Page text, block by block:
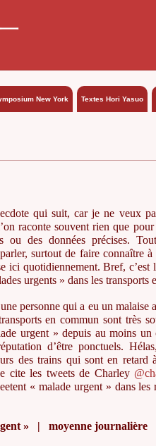
New York Textes Hori Yasuo
qui suit, car je ne veux
raconte souvent rien que
ou des données précises.
surtout de faire connaître
ici quotidiennement. Bref, c’est
urgents » dans les transports
personne qui a eu un malaise
en commun sont très
urgent » depuis au moins
d’être ponctuels.
des trains qui sont en retard
cite les tweets de Charley
« malade urgent » dans les
» | moyenne journalière